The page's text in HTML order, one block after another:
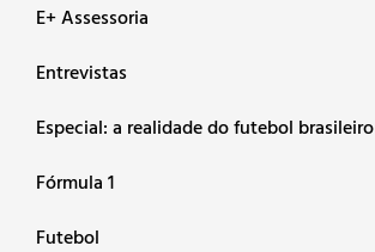
E+ Assessoria
Entrevistas
Especial: a realidade do futebol brasileiro
Fórmula 1
Futebol